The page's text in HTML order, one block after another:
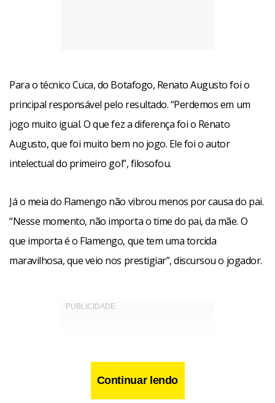
Para o técnico Cuca, do Botafogo, Renato Augusto foi o
principal responsável pelo resultado. “Perdemos em um
jogo muito igual. O que fez a diferença foi o Renato
Augusto, que foi muito bem no jogo. Ele foi o autor
intelectual do primeiro gol”, filosofou.
Já o meia do Flamengo não vibrou menos por causa do pai.
“Nesse momento, não importa o time do pai, da mãe. O
que importa é o Flamengo, que tem uma torcida
maravilhosa, que veio nos prestigiar”, discursou o jogador.
Continuar lendo